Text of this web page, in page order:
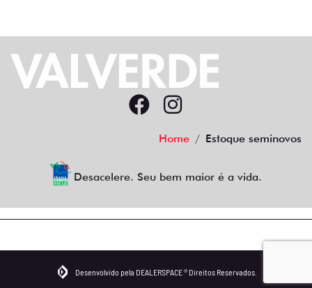
Home Estoque seminovos
Desacelere. Seu bem maior é a vida.
Desenvolvido pela DEALERSPACE ® Direitos Reservados.